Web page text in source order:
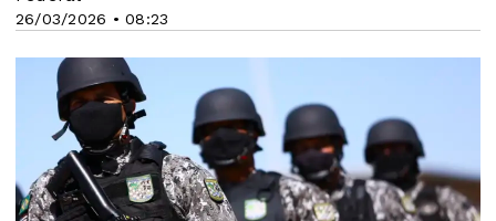
26/03/2026 • 08:23